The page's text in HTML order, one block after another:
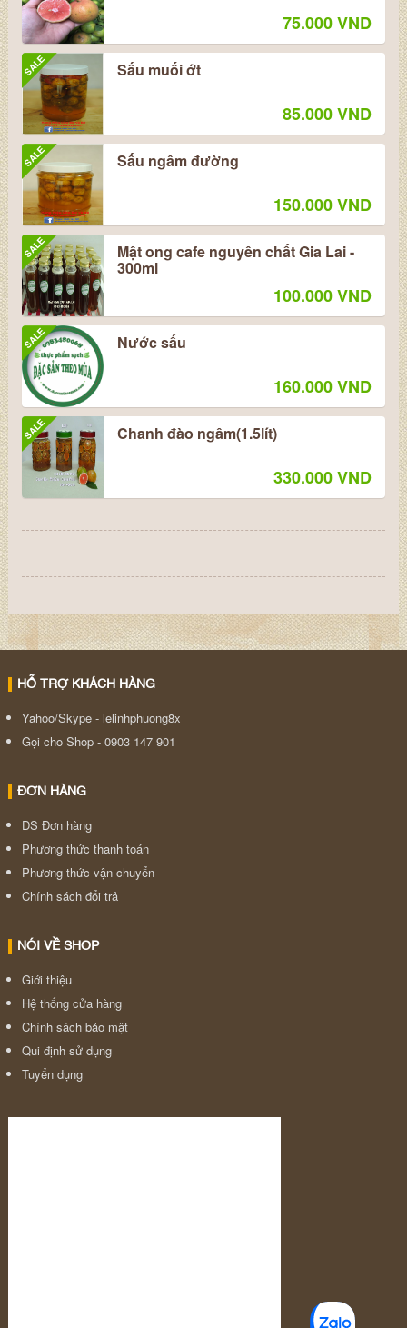
75.000 VND
SALE Sấu muối ớt
85.000 VND
SALE Sấu ngâm đường
150.000 VND
SALE Mật ong cafe nguyên chất Gia Lai -
300ml
100.000 VND
SALE Nước sấu
160.000 VND
SALE Chanh đào ngâm(1.5lít)
330.000 VND
HỖ TRỢ KHÁCH HÀNG
Yahoo/Skype - lelinhphuong8x
Gọi cho Shop - 0903 147 901
ĐƠN HÀNG
DS Đơn hàng
Phương thức thanh toán
Phương thức vận chuyển
Chính sách đổi trả
NÓI VỀ SHOP
Giới thiệu
Hệ thống cửa hàng
Chính sách bảo mật
Qui định sử dụng
Tuyển dụng